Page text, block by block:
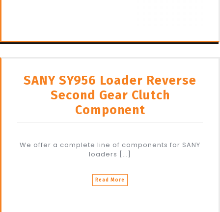
SANY SY956 Loader Reverse
Second Gear Clutch
Component
We offer a complete line of components for SANY
loaders […]
Read More